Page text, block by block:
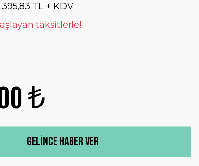
TL + KDV
taksitlerle!
₺
Gelince Haber Ver